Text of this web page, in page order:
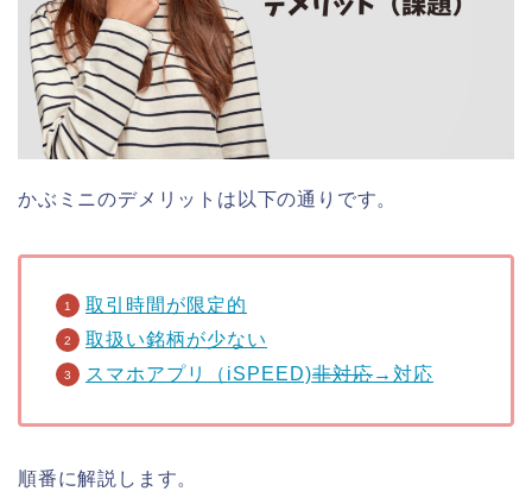
かぶミニのデメリットは以下の通りです。
取引時間が限定的
取扱い銘柄が少ない
スマホアプリ（iSPEED)非対応→対応
順番に解説します。